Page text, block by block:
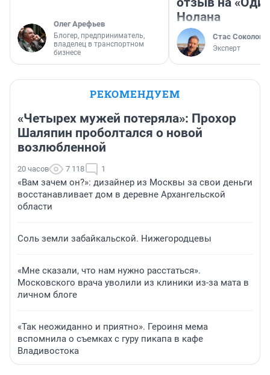
Олег Арефьев
Блогер, предприниматель,
владелец в транспортном
бизнесе
Нолана
Стас Соколов
Эксперт
РЕКОМЕНДУЕМ
«Четырех мужей потеряла»: Прохор
Шаляпин проболтался о новой
возлюбленной
20 часов 7 118 1
«Вам зачем он?»: дизайнер из Москвы за свои деньги
восстанавливает дом в деревне Архангельской
области
Соль земли забайкальской. Нижегородцевы
«Мне сказали, что нам нужно расстаться».
Московского врача уволили из клиники из-за мата в
личном блоге
«Так неожиданно и приятно». Героиня мема
вспомнила о съемках с гуру пикапа в кафе
Владивостока